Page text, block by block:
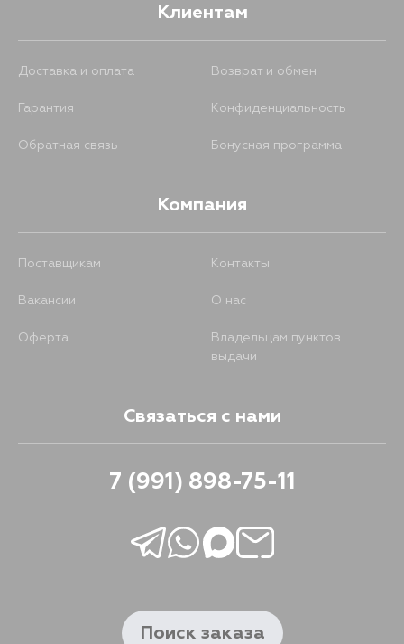
Клиентам
Доставка и оплата Возврат и обмен
Гарантия Конфиденциальность
Обратная связь Бонусная программа
Компания
Поставщикам Контакты
Вакансии О нас
Оферта
Владельцам пунктов
выдачи
Связаться с нами
7 (991) 898-75-11
Поиск заказа